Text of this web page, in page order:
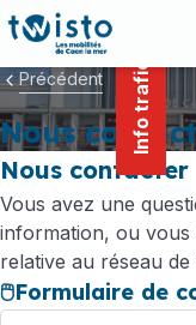
principal
Info trafic
Précédent
Nous
Nous contacter
Vous avez une
information, ou vous
relative au réseau
🖱️Formulaire de
Panneau de gestion